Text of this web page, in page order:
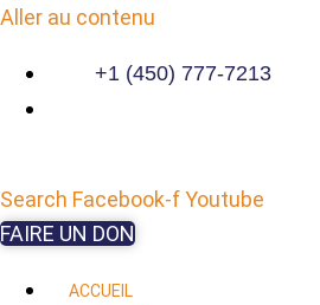
Aller au contenu
+1 (450) 777-7213
Search Facebook-fYoutube
FAIRE UN DON
ACCUEIL